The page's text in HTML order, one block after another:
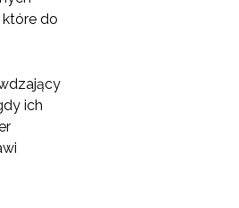
które do
ich